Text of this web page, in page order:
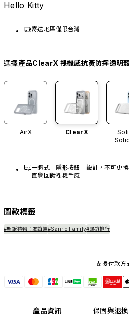
Hello Kitty
寄送地區僅限台灣
選擇產品ClearX 裸機感抗黃防摔透明殼
AirX ClearX
一體式「隱形按鈕」設計，不可更
直覺回饋裸機手感
圖款標籤
#聖誕禮物：友誼篇#Sanrio Family#熱銷排行
支援付款方
產品資訊 保固與退